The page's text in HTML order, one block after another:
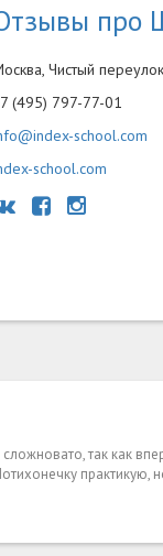
про
Чистый
(495) 797-77-01
school.com
school.com
так как